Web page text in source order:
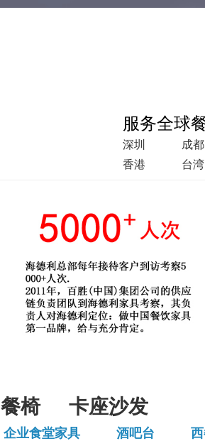
服务全球
深圳
成都
香港
台湾
餐椅 卡座沙发
企业食堂家具 酒吧台